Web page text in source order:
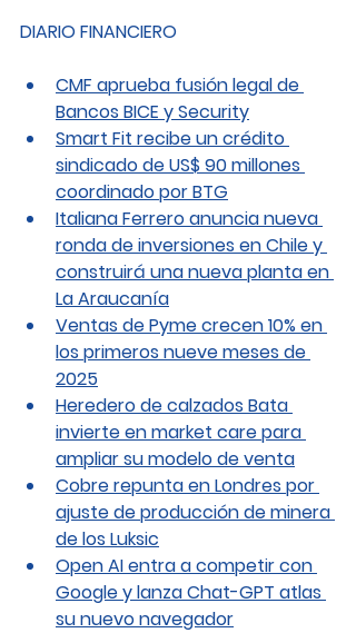
DIARIO FINANCIERO
CMF aprueba fusión legal de
Bancos BICE y Security
Smart Fit recibe un crédito
sindicado de US$ 90 millones
coordinado por BTG
Italiana Ferrero anuncia nueva
ronda de inversiones en Chile y
construirá una nueva planta en
La Araucanía
Ventas de Pyme crecen 10% en
los primeros nueve meses de
2025
Heredero de calzados Bata
invierte en market care para
ampliar su modelo de venta
Cobre repunta en Londres por
ajuste de producción de minera
de los Luksic
Open AI entra a competir con
Google y lanza Chat-GPT atlas
su nuevo navegador